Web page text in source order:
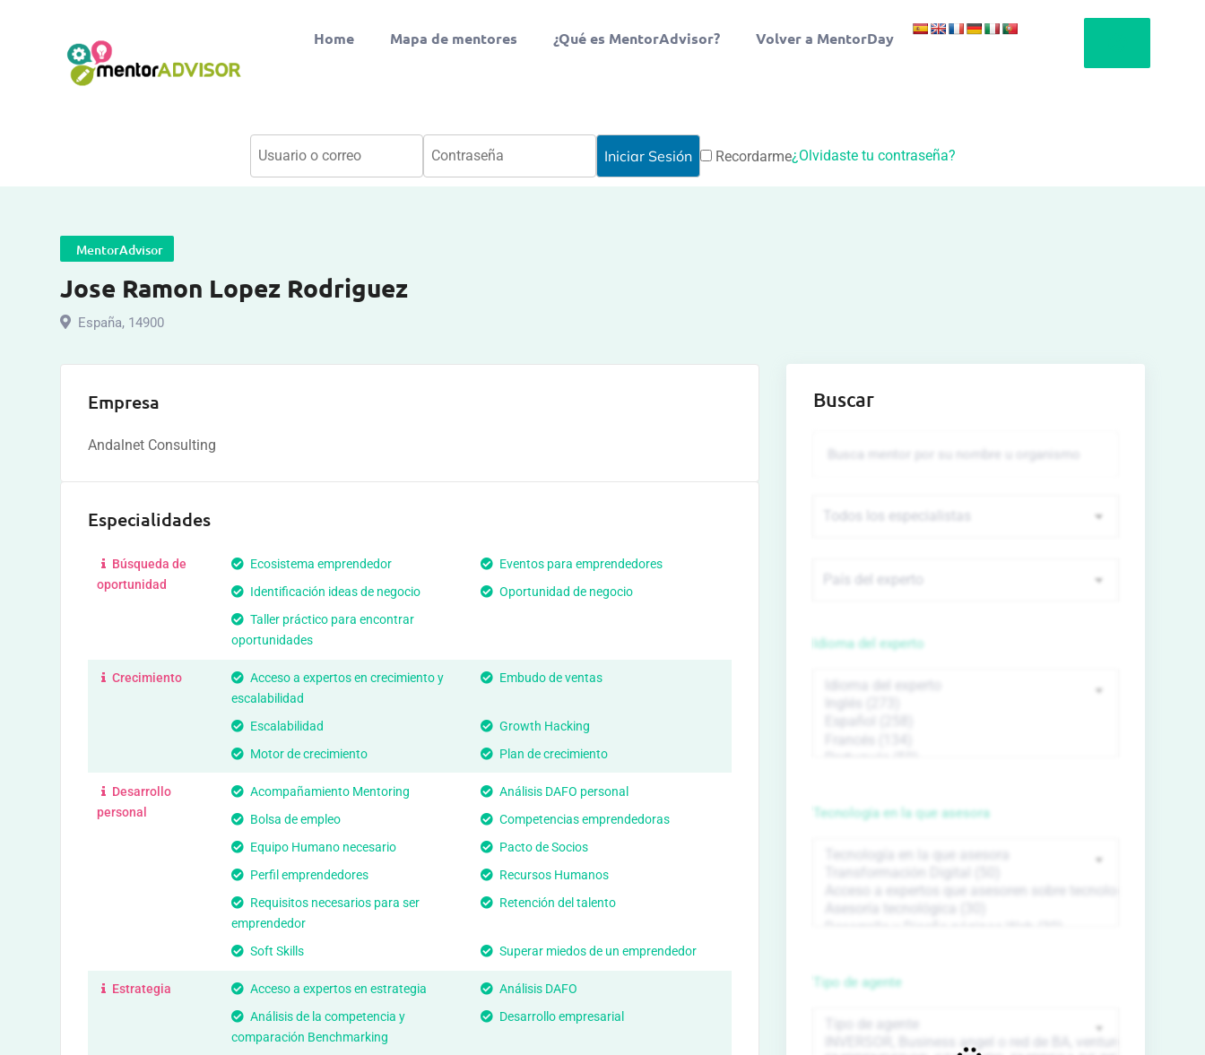
Home Mapa de mentores ¿Qué es MentorAdvisor? Volver a MentorDay
Recordarme¿Olvidaste tu contraseña?
MentorAdvisor
Jose Ramon Lopez Rodriguez
España, 14900
Empresa
Andalnet Consulting
Especialidades
Búsqueda de
oportunidad
Ecosistema emprendedor
Eventos para emprendedores
Identificación ideas de negocio
Oportunidad de negocio
Taller práctico para encontrar
oportunidades
Crecimiento
Acceso a expertos en crecimiento y
escalabilidad
Embudo de ventas
Escalabilidad
Growth Hacking
Motor de crecimiento
Plan de crecimiento
Desarrollo
personal
Acompañamiento Mentoring
Análisis DAFO personal
Bolsa de empleo
Competencias emprendedoras
Equipo Humano necesario
Pacto de Socios
Perfil emprendedores
Recursos Humanos
Requisitos necesarios para ser
emprendedor
Retención del talento
Soft Skills Superar miedos de un emprendedor
Estrategia Acceso a expertos en estrategia
Análisis DAFO
Análisis de la competencia y
comparación Benchmarking
Desarrollo empresarial
Buscar
Idioma del experto
Tecnología en la que asesora
Tipo de agente